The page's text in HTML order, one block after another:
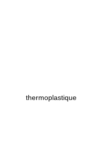
thermoplastique